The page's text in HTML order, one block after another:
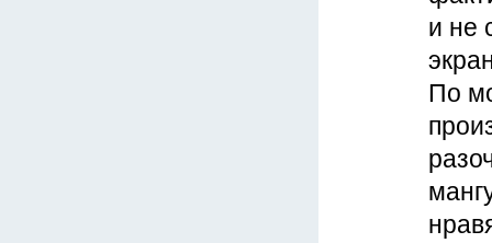
и не
По